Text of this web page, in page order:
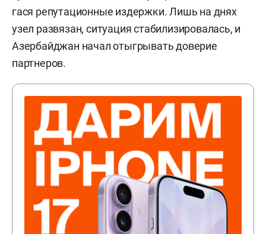
гася репутационные издержки. Лишь на днях
узел развязан, ситуация стабилизировалась, и
Азербайджан начал отыгрывать доверие
партнеров.